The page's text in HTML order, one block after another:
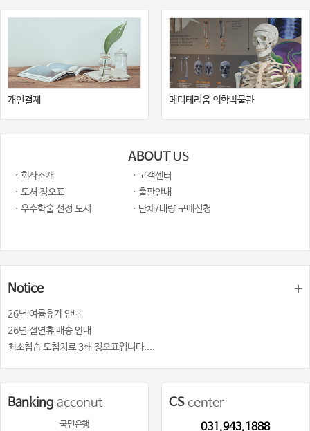
개인결제 메디테리움 의학박물관
ABOUT US
· 회사소개
· 고객센터
· 도서 정오표
· 출판안내
· 우수학술 선정 도서
· 단체/대량 구매신청
Notice
26년 여륨휴가 안내
26년 설연휴 배송 안내
최소침습 도침치료 3쇄 정오표입니다....
Banking acconut
국민은행
CScenter
031.943.1888